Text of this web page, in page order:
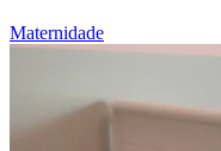
Maternidade